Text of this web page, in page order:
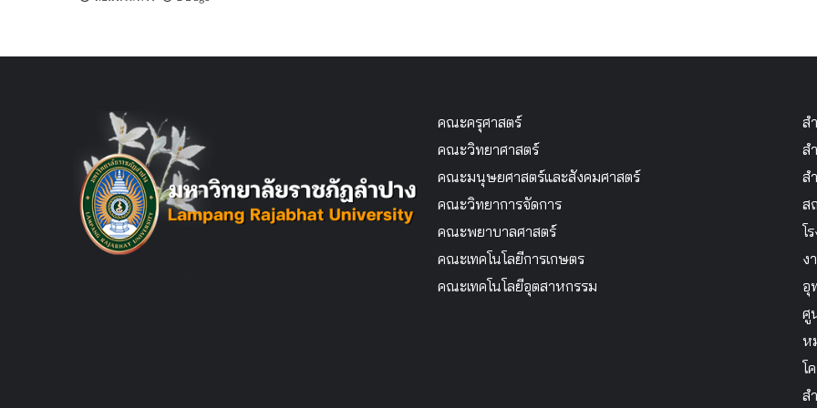
คณะครุศาสตร์
คณะวิทยาศาสตร์
คณะมนุษยศาสตร์และสังคมศาสตร์
คณะวิทยาการจัดการ
คณะพยาบาลศาสตร์
คณะเทคโนโลยีการเกษตร
คณะเทคโนโลยีอุตสาหกรรม
ส
ส
ส
ส
โ
ง
อุ
ศู
ห
โ
ส